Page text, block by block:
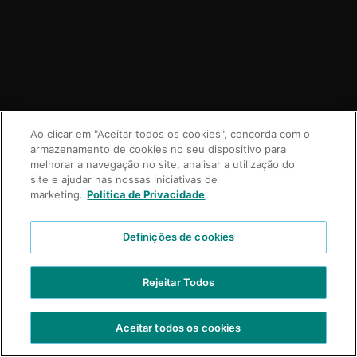
VIDEOS
CONTÁCTENOS
TRABAJE CON NOSOTROS
Ao clicar em "Aceitar todos os cookies", concorda com o
armazenamento de cookies no seu dispositivo para
melhorar a navegação no site, analisar a utilização do
site e ajudar nas nossas iniciativas de
marketing. Politica de Privacidade
Definições de cookies
Rejeitar Todos
Aceitar todos os cookies